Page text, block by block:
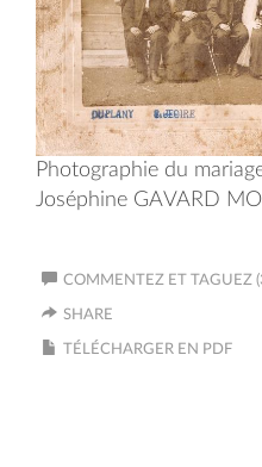
Photographie du
Joséphine GAVARD
COMMENTEZ ET TAGUEZ
SHARE
TÉLÉCHARGER EN PDF